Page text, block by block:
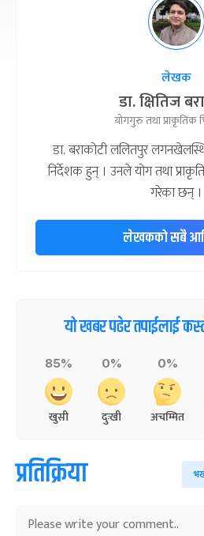
लेखक
डा. क्षितिज
योगगुरु तथा प्राकृतिक
डा. बराकोटी ललितपुर
निर्देशक हुन् । उनले योग तथा
गरेका छन् ।
लेखकको सबै
यो खबर पढेर तपाईलाई
85%
खुसी
0%
दुःखी
0%
अचम्मित
प्रतिक्रिया